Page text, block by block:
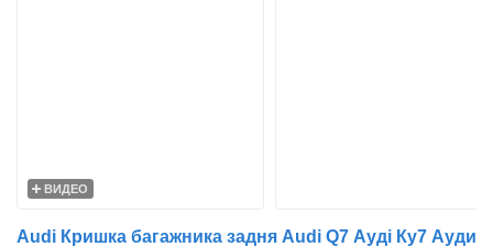
ВИДЕО
Audi Кришка багажника задня Audi Q7 Ауді Ку7 Ауди